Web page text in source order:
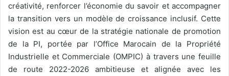
créativité, renforcer l’économie du savoir et accompagner
la transition vers un modèle de croissance inclusif. Cette
vision est au cœur de la stratégie nationale de promotion
de la PI, portée par l’Office Marocain de la Propriété
Industrielle et Commerciale (OMPIC) à travers une feuille
de route 2022-2026 ambitieuse et alignée avec les